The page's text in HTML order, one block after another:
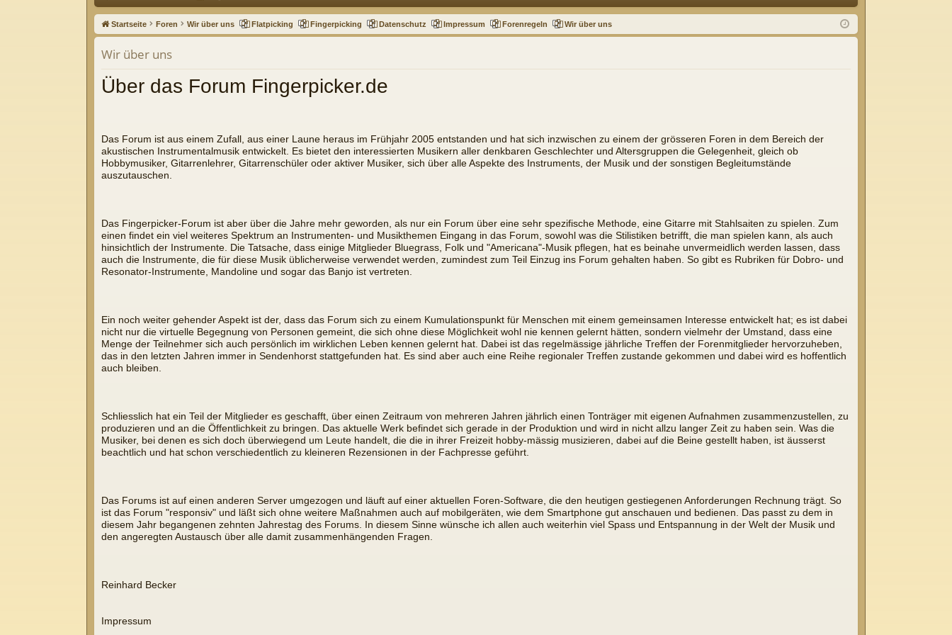
ne
llz
ug
riff
Q m
el
ist
rie
Startseite Foren Wir über uns Flatpicking Fingerpicking Datenschutz Impressum Forenregeln Wir über uns
Wir über uns
Über das Forum Fingerpicker.de
Das Forum ist aus einem Zufall, aus einer Laune heraus im Frühjahr 2005 entstanden und hat sich inzwischen zu einem der grösseren Foren in dem Bereich der
akustischen Instrumentalmusik entwickelt. Es bietet den interessierten Musikern aller denkbaren Geschlechter und Altersgruppen die Gelegenheit, gleich ob
Hobbymusiker, Gitarrenlehrer, Gitarrenschüler oder aktiver Musiker, sich über alle Aspekte des Instruments, der Musik und der sonstigen Begleitumstände
auszutauschen.
Das Fingerpicker-Forum ist aber über die Jahre mehr geworden, als nur ein Forum über eine sehr spezifische Methode, eine Gitarre mit Stahlsaiten zu spielen. Zum
einen findet ein viel weiteres Spektrum an Instrumenten- und Musikthemen Eingang in das Forum, sowohl was die Stilistiken betrifft, die man spielen kann, als auch
hinsichtlich der Instrumente. Die Tatsache, dass einige Mitglieder Bluegrass, Folk und "Americana"-Musik pflegen, hat es beinahe unvermeidlich werden lassen, dass
auch die Instrumente, die für diese Musik üblicherweise verwendet werden, zumindest zum Teil Einzug ins Forum gehalten haben. So gibt es Rubriken für Dobro- und
Resonator-Instrumente, Mandoline und sogar das Banjo ist vertreten.
Ein noch weiter gehender Aspekt ist der, dass das Forum sich zu einem Kumulationspunkt für Menschen mit einem gemeinsamen Interesse entwickelt hat; es ist dabei
nicht nur die virtuelle Begegnung von Personen gemeint, die sich ohne diese Möglichkeit wohl nie kennen gelernt hätten, sondern vielmehr der Umstand, dass eine
Menge der Teilnehmer sich auch persönlich im wirklichen Leben kennen gelernt hat. Dabei ist das regelmässige jährliche Treffen der Forenmitglieder hervorzuheben,
das in den letzten Jahren immer in Sendenhorst stattgefunden hat. Es sind aber auch eine Reihe regionaler Treffen zustande gekommen und dabei wird es hoffentlich
auch bleiben.
Schliesslich hat ein Teil der Mitglieder es geschafft, über einen Zeitraum von mehreren Jahren jährlich einen Tonträger mit eigenen Aufnahmen zusammenzustellen, zu
produzieren und an die Öffentlichkeit zu bringen. Das aktuelle Werk befindet sich gerade in der Produktion und wird in nicht allzu langer Zeit zu haben sein. Was die
Musiker, bei denen es sich doch überwiegend um Leute handelt, die die in ihrer Freizeit hobby-mässig musizieren, dabei auf die Beine gestellt haben, ist äusserst
beachtlich und hat schon verschiedentlich zu kleineren Rezensionen in der Fachpresse geführt.
Das Forums ist auf einen anderen Server umgezogen und läuft auf einer aktuellen Foren-Software, die den heutigen gestiegenen Anforderungen Rechnung trägt. So
ist das Forum "responsiv" und läßt sich ohne weitere Maßnahmen auch auf mobilgeräten, wie dem Smartphone gut anschauen und bedienen. Das passt zu dem in
diesem Jahr begangenen zehnten Jahrestag des Forums. In diesem Sinne wünsche ich allen auch weiterhin viel Spass und Entspannung in der Welt der Musik und
den angeregten Austausch über alle damit zusammenhängenden Fragen.
Reinhard Becker
Impressum